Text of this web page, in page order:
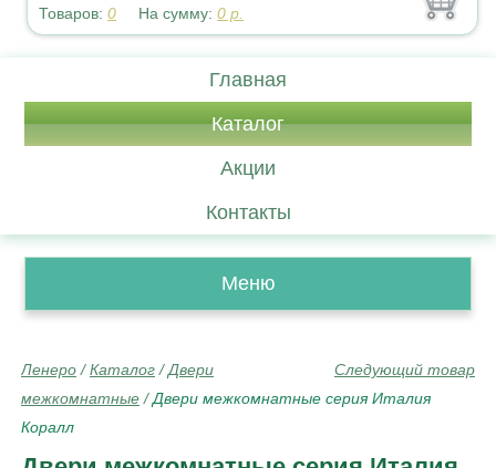
Товаров:0 На сумму:0 р.
Главная
Каталог
Акции
Контакты
Меню
Следующий товар
Ленеро /Каталог /Двери
межкомнатные /Двери межкомнатные серия Италия
Коралл